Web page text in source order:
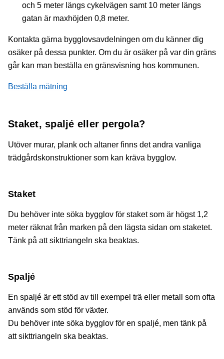
och 5 meter längs cykelvägen samt 10 meter längs
gatan är maxhöjden 0,8 meter.
Kontakta gärna bygglovsavdelningen om du känner dig
osäker på dessa punkter. Om du är osäker på var din gräns
går kan man beställa en gränsvisning hos kommunen.
Beställa mätning
Staket, spaljé eller pergola?
Utöver murar, plank och altaner finns det andra vanliga
trädgårdskonstruktioner som kan kräva bygglov.
Staket
Du behöver inte söka bygglov för staket som är högst 1,2
meter räknat från marken på den lägsta sidan om staketet.
Tänk på att sikttriangeln ska beaktas.
Spaljé
En spaljé är ett stöd av till exempel trä eller metall som ofta
används som stöd för växter.
Du behöver inte söka bygglov för en spaljé, men tänk på
att sikttriangeln ska beaktas.